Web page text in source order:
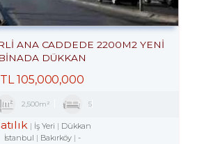
ANA CADDEDE 2200M2 YENİ
BİNADA DÜKKAN
TL105,000,000
2,500m² 5
İş Yeri
Dükkan
İstanbul
Bakırköy -